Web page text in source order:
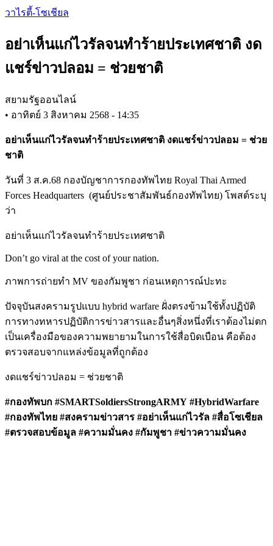
Skip
content
วาไรตี้-โซเชียล
อย่าเห็นแก่ไวรัลจนทำร้ายประเทศชาติ งด
แชร์ข่าวปลอม = ช่วยชาติ
สยามรัฐออนไลน์
• อาทิตย์ 3 สิงหาคม 2568 - 14:35
อย่าเห็นแก่ไวรัลจนทำร้ายประเทศชาติ งดแชร์ข่าวปลอม = ช่วย
ชาติ
วันที่ 3 ส.ค.68 กองบัญชาการกองทัพไทย Royal Thai Armed
Forces Headquarters (ศูนย์ประชาสัมพันธ์กองทัพไทย) โพสต์ระบุ
ว่า
อย่าเห็นแก่ไวรัลจนทำร้ายประเทศชาติ
Don’t go viral at the cost of your nation.
ภาพการถ่ายทำ MV ของกัมพูชา ก่อนเหตุการณ์ปะทะ
ปัจจุบันสงครามรูปแบบ hybrid warfare ฝั่งตรงข้ามใช้ทั้งปฏิบัติ
การทางทหารปฏิบัติการข่าวสารและอื่นๆสิ่งหนึ่งที่เราต้องไม่ตก
เป็นเครื่องมือของความพยายามในการใช้สื่อบิดเบือน คือต้อง
ตรวจสอบจากแหล่งข้อมูลที่ถูกต้อง
งดแชร์ข่าวปลอม = ช่วยชาติ
#กองทัพบก #SMARTSoldiersStrongARMY #HybridWarfare
#กองทัพไทย #สงครามข่าวสาร #อย่าเห็นแก่ไวรัล #สื่อโซเชียล
#ตรวจสอบข้อมูล #ความมั่นคง #กัมพูชา #ข่าวความมั่นคง